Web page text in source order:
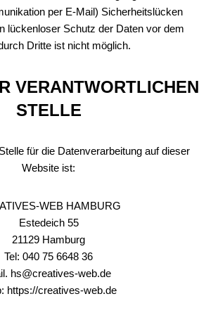
per E‑Mail) Sicherheitslücken
lückenloser Schutz der Daten vor dem
Dritte ist nicht möglich.
VERANTWORTLICHEN
STELLE
für die Datenverarbeitung auf dieser
Website ist:
WEB HAMBURG
Estedeich 55
21129 Hamburg
Tel: 040 75 6648 36
hs@creatives-web.de
https://creatives-web.de